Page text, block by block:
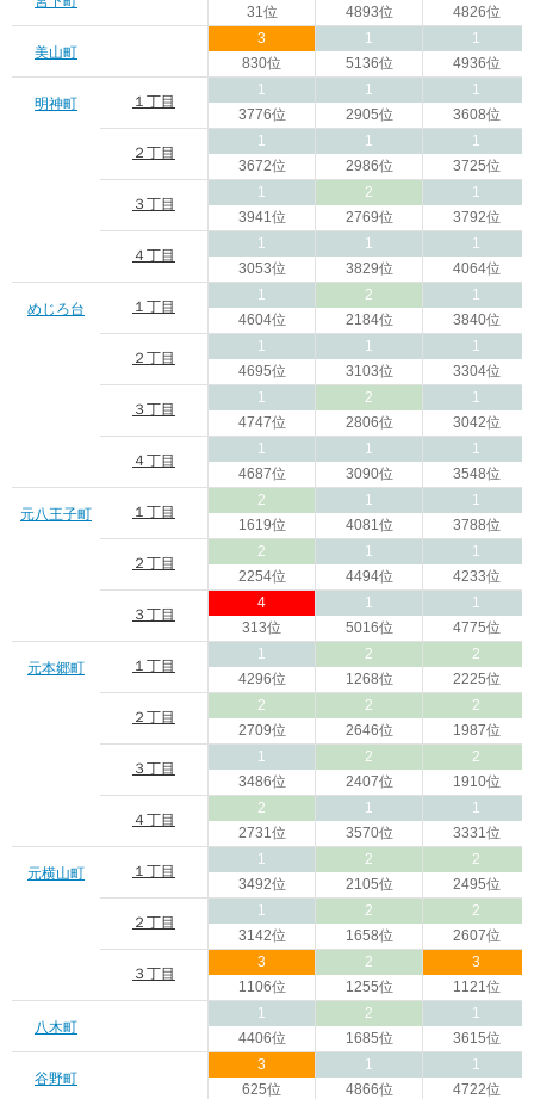
31位
4893位
4826位
美山町
3
830位
1
5136位
1
4936位
明神町 １丁目
1
3776位
1
2905位
1
3608位
２丁目
1
3672位
1
2986位
1
3725位
３丁目
1
3941位
2
2769位
1
3792位
４丁目
1
3053位
1
3829位
1
4064位
めじろ台 １丁目
1
4604位
2
2184位
1
3840位
２丁目
1
4695位
1
3103位
1
3304位
３丁目
1
4747位
2
2806位
1
3042位
４丁目
1
4687位
1
3090位
1
3548位
元八王子町 １丁目
2
1619位
1
4081位
1
3788位
２丁目
2
2254位
1
4494位
1
4233位
３丁目
4
313位
1
5016位
1
4775位
元本郷町 １丁目
1
4296位
2
1268位
2
2225位
２丁目
2
2709位
2
2646位
2
1987位
３丁目
1
3486位
2
2407位
2
1910位
４丁目
2
2731位
1
3570位
1
3331位
元横山町 １丁目
1
3492位
2
2105位
2
2495位
２丁目
1
3142位
2
1658位
2
2607位
３丁目
3
1106位
2
1255位
3
1121位
八木町
1
4406位
2
1685位
1
3615位
谷野町
3
625位
1
4866位
1
4722位